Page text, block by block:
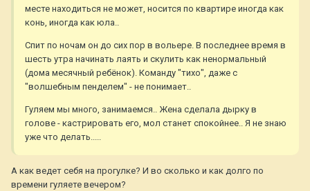
месте находиться не может, носится по квартире иногда как
конь, иногда как юла..
Спит по ночам он до сих пор в вольере. В последнее время в
шесть утра начинать лаять и скулить как ненормальный
(дома месячный ребёнок). Команду "тихо", даже с
"волшебным пенделем" - не понимает..
Гуляем мы много, занимаемся.. Жена сделала дырку в
голове - кастрировать его, мол станет спокойнее.. Я не знаю
уже что делать.....
А как ведет себя на прогулке? И во сколько и как долго по
времени гуляете вечером?